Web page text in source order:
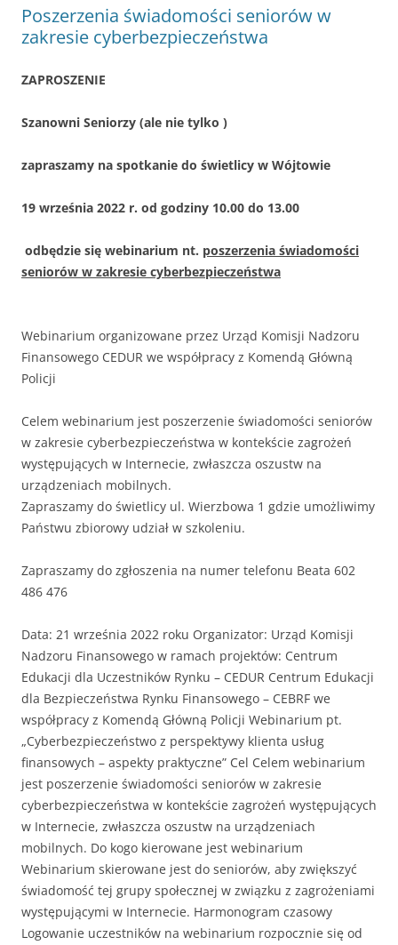
Poszerzenia świadomości seniorów w
zakresie cyberbezpieczeństwa
ZAPROSZENIE
Szanowni Seniorzy (ale nie tylko )
zapraszamy na spotkanie do świetlicy w Wójtowie
19 września 2022 r. od godziny 10.00 do 13.00
odbędzie się webinarium nt. poszerzenia świadomości
seniorów w zakresie cyberbezpieczeństwa
Webinarium organizowane przez Urząd Komisji Nadzoru
Finansowego CEDUR we współpracy z Komendą Główną
Policji
Celem webinarium jest poszerzenie świadomości seniorów
w zakresie cyberbezpieczeństwa w kontekście zagrożeń
występujących w Internecie, zwłaszcza oszustw na
urządzeniach mobilnych.
Zapraszamy do świetlicy ul. Wierzbowa 1 gdzie umożliwimy
Państwu zbiorowy udział w szkoleniu.
Zapraszamy do zgłoszenia na numer telefonu Beata 602
486 476
Data: 21 września 2022 roku Organizator: Urząd Komisji
Nadzoru Finansowego w ramach projektów: Centrum
Edukacji dla Uczestników Rynku – CEDUR Centrum Edukacji
dla Bezpieczeństwa Rynku Finansowego – CEBRF we
współpracy z Komendą Główną Policji Webinarium pt.
„Cyberbezpieczeństwo z perspektywy klienta usług
finansowych – aspekty praktyczne” Cel Celem webinarium
jest poszerzenie świadomości seniorów w zakresie
cyberbezpieczeństwa w kontekście zagrożeń występujących
w Internecie, zwłaszcza oszustw na urządzeniach
mobilnych. Do kogo kierowane jest webinarium
Webinarium skierowane jest do seniorów, aby zwiększyć
świadomość tej grupy społecznej w związku z zagrożeniami
występującymi w Internecie. Harmonogram czasowy
Logowanie uczestników na webinarium rozpocznie się od